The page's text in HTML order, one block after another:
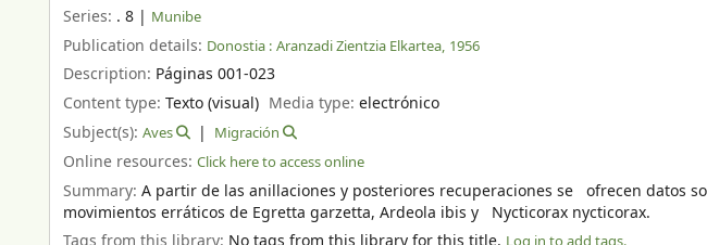
Series: . 8 | Munibe
Publication details: Donostia : Aranzadi Zientzia Elkartea, 1956
Description: Páginas 001-023
Content type: Texto (visual) Media type:electrónico
Subject(s): Aves Migración
Online resources: Click here to access online
Summary: A partir de las anillaciones y posteriores recuperaciones se ofrecen datos
movimientos erráticos de Egretta garzetta, Ardeola ibis y Nycticorax nycticorax.